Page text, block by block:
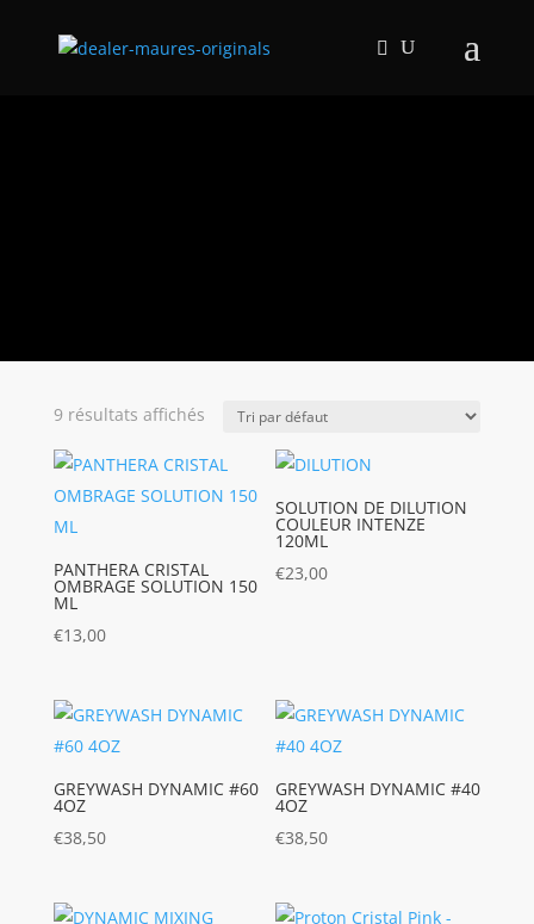
9 résultats affichés
PANTHERA CRISTAL
OMBRAGE SOLUTION 150
ML
€13,00
SOLUTION DE DILUTION
COULEUR INTENZE
120ML
€23,00
GREYWASH DYNAMIC #60
4OZ
€38,50
GREYWASH DYNAMIC #40
4OZ
€38,50